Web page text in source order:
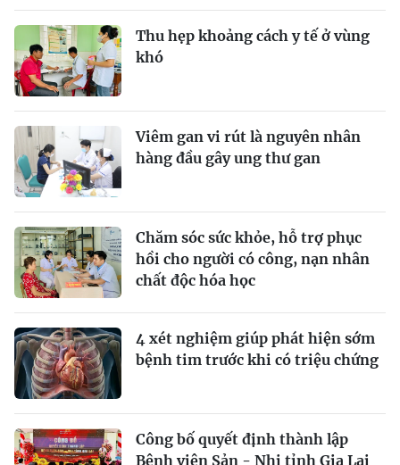
Thu hẹp khoảng cách y tế ở vùng
khó
Viêm gan vi rút là nguyên nhân
hàng đầu gây ung thư gan
Chăm sóc sức khỏe, hỗ trợ phục
hồi cho người có công, nạn nhân
chất độc hóa học
4 xét nghiệm giúp phát hiện sớm
bệnh tim trước khi có triệu chứng
Công bố quyết định thành lập
Bệnh viện Sản - Nhi tỉnh Gia Lai